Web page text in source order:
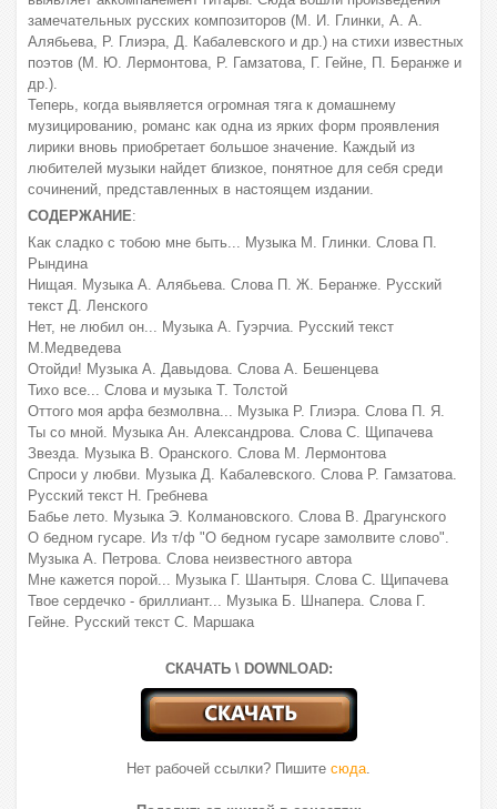
замечательных русских композиторов (М. И. Глинки, А. А.
Алябьева, Р. Глиэра, Д. Кабалевского и др.) на стихи известных
поэтов (М. Ю. Лермонтова, Р. Гамзатова, Г. Гейне, П. Беранже и
др.).
Теперь, когда выявляется огромная тяга к домашнему
музицированию, романс как одна из ярких форм проявления
лирики вновь приобретает большое значение. Каждый из
любителей музыки найдет близкое, понятное для себя среди
сочинений, представленных в настоящем издании.
СОДЕРЖАНИЕ:
Как сладко с тобою мне быть... Музыка М. Глинки. Слова П.
Рындина
Нищая. Музыка А. Алябьева. Слова П. Ж. Беранже. Русский
текст Д. Ленского
Нет, не любил он... Музыка А. Гуэрчиа. Русский текст
М.Медведева
Отойди! Музыка А. Давыдова. Слова А. Бешенцева
Тихо все... Слова и музыка Т. Толстой
Оттого моя арфа безмолвна... Музыка Р. Глиэра. Слова П. Я.
Ты со мной. Музыка Ан. Александрова. Слова С. Щипачева
Звезда. Музыка В. Оранского. Слова М. Лермонтова
Спроси у любви. Музыка Д. Кабалевского. Слова Р. Гамзатова.
Русский текст Н. Гребнева
Бабье лето. Музыка Э. Колмановского. Слова В. Драгунского
О бедном гусаре. Из т/ф "О бедном гусаре замолвите слово".
Музыка А. Петрова. Слова неизвестного автора
Мне кажется порой... Музыка Г. Шантыря. Слова С. Щипачева
Твое сердечко - бриллиант... Музыка Б. Шнапера. Слова Г.
Гейне. Русский текст С. Маршака
СКАЧАТЬ \ DOWNLOAD:
Нет рабочей ссылки? Пишите сюда.